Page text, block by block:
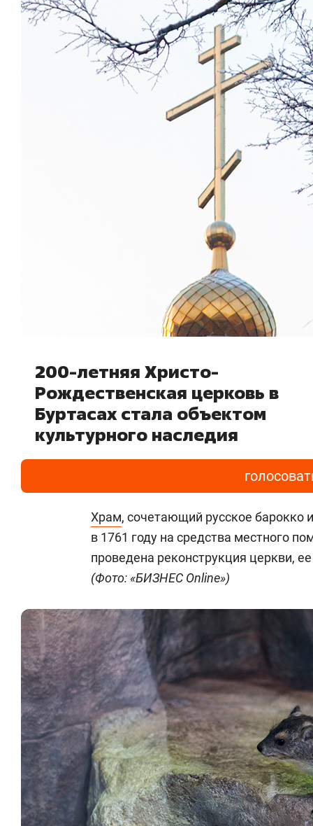
200-летняя Христо-
Рождественская церковь в
Буртасах стала объектом
культурного наследия
Храм, сочетающий русское барокко
в 1761 году на средства местного
проведена реконструкция церкви,
(Фото: «БИЗНЕС Online»)